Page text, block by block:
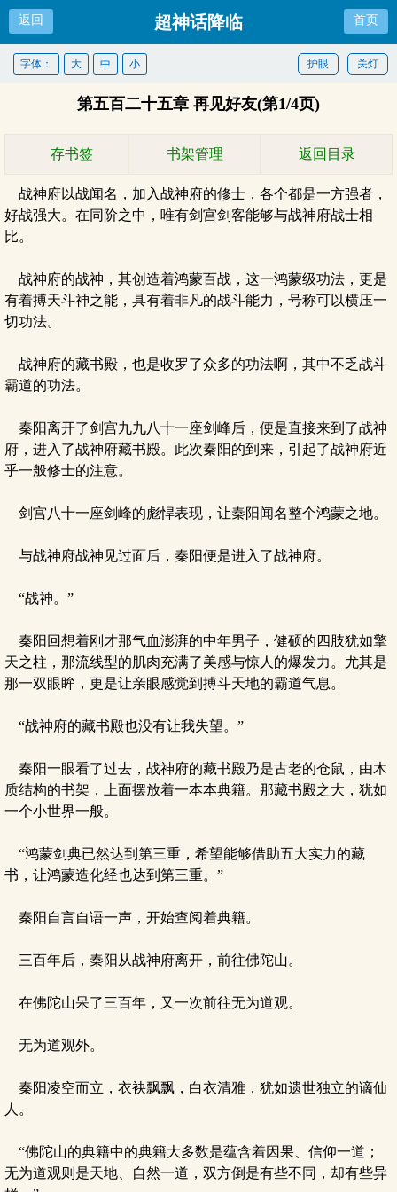
返回 超神话降临 首页
关灯
护眼
字体： 大 中 小
第五百二十五章 再见好友(第1/4页)
存书签 书架管理 返回目录
战神府以战闻名，加入战神府的修士，各个都是一方强者，
好战强大。在同阶之中，唯有剑宫剑客能够与战神府战士相
比。
战神府的战神，其创造着鸿蒙百战，这一鸿蒙级功法，更是
有着搏天斗神之能，具有着非凡的战斗能力，号称可以横压一
切功法。
战神府的藏书殿，也是收罗了众多的功法啊，其中不乏战斗
霸道的功法。
秦阳离开了剑宫九九八十一座剑峰后，便是直接来到了战神
府，进入了战神府藏书殿。此次秦阳的到来，引起了战神府近
乎一般修士的注意。
剑宫八十一座剑峰的彪悍表现，让秦阳闻名整个鸿蒙之地。
与战神府战神见过面后，秦阳便是进入了战神府。
“战神。”
秦阳回想着刚才那气血澎湃的中年男子，健硕的四肢犹如擎
天之柱，那流线型的肌肉充满了美感与惊人的爆发力。尤其是
那一双眼眸，更是让亲眼感觉到搏斗天地的霸道气息。
“战神府的藏书殿也没有让我失望。”
秦阳一眼看了过去，战神府的藏书殿乃是古老的仓鼠，由木
质结构的书架，上面摆放着一本本典籍。那藏书殿之大，犹如
一个小世界一般。
“鸿蒙剑典已然达到第三重，希望能够借助五大实力的藏
书，让鸿蒙造化经也达到第三重。”
秦阳自言自语一声，开始查阅着典籍。
三百年后，秦阳从战神府离开，前往佛陀山。
在佛陀山呆了三百年，又一次前往无为道观。
无为道观外。
秦阳凌空而立，衣袂飘飘，白衣清雅，犹如遗世独立的谪仙
人。
“佛陀山的典籍中的典籍大多数是蕴含着因果、信仰一道；
无为道观则是天地、自然一道，双方倒是有些不同，却有些异